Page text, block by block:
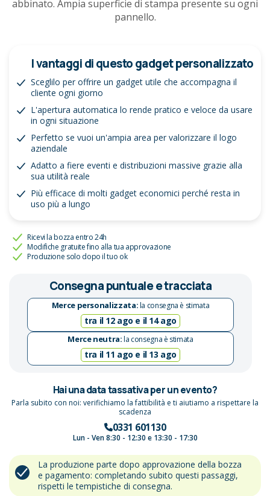
abbinato. Ampia superficie di stampa presente su ogni
pannello.
I vantaggi di questo gadget personalizzato
Sceglilo per offrire un gadget utile che accompagna il
cliente ogni giorno
L'apertura automatica lo rende pratico e veloce da usare
in ogni situazione
Perfetto se vuoi un'ampia area per valorizzare il logo
aziendale
Adatto a fiere eventi e distribuzioni massive grazie alla
sua utilità reale
Più efficace di molti gadget economici perché resta in
uso più a lungo
Ricevi la bozza entro 24h
Modifiche gratuite fino alla tua approvazione
Produzione solo dopo il tuo ok
Consegna puntuale e tracciata
Merce personalizzata:la consegna è stimata
tra il 12 ago e il 14 ago
Merce neutra:la consegna è stimata
tra il 11 ago e il 13 ago
Hai una data tassativa per un evento?
Parla subito con noi: verifichiamo la fattibilità e ti aiutiamo a rispettare la
scadenza
0331 601130
Lun - Ven 8:30 - 12:30 e 13:30 - 17:30
La produzione parte dopo approvazione della bozza
e pagamento: completando subito questi passaggi,
rispetti le tempistiche di consegna.